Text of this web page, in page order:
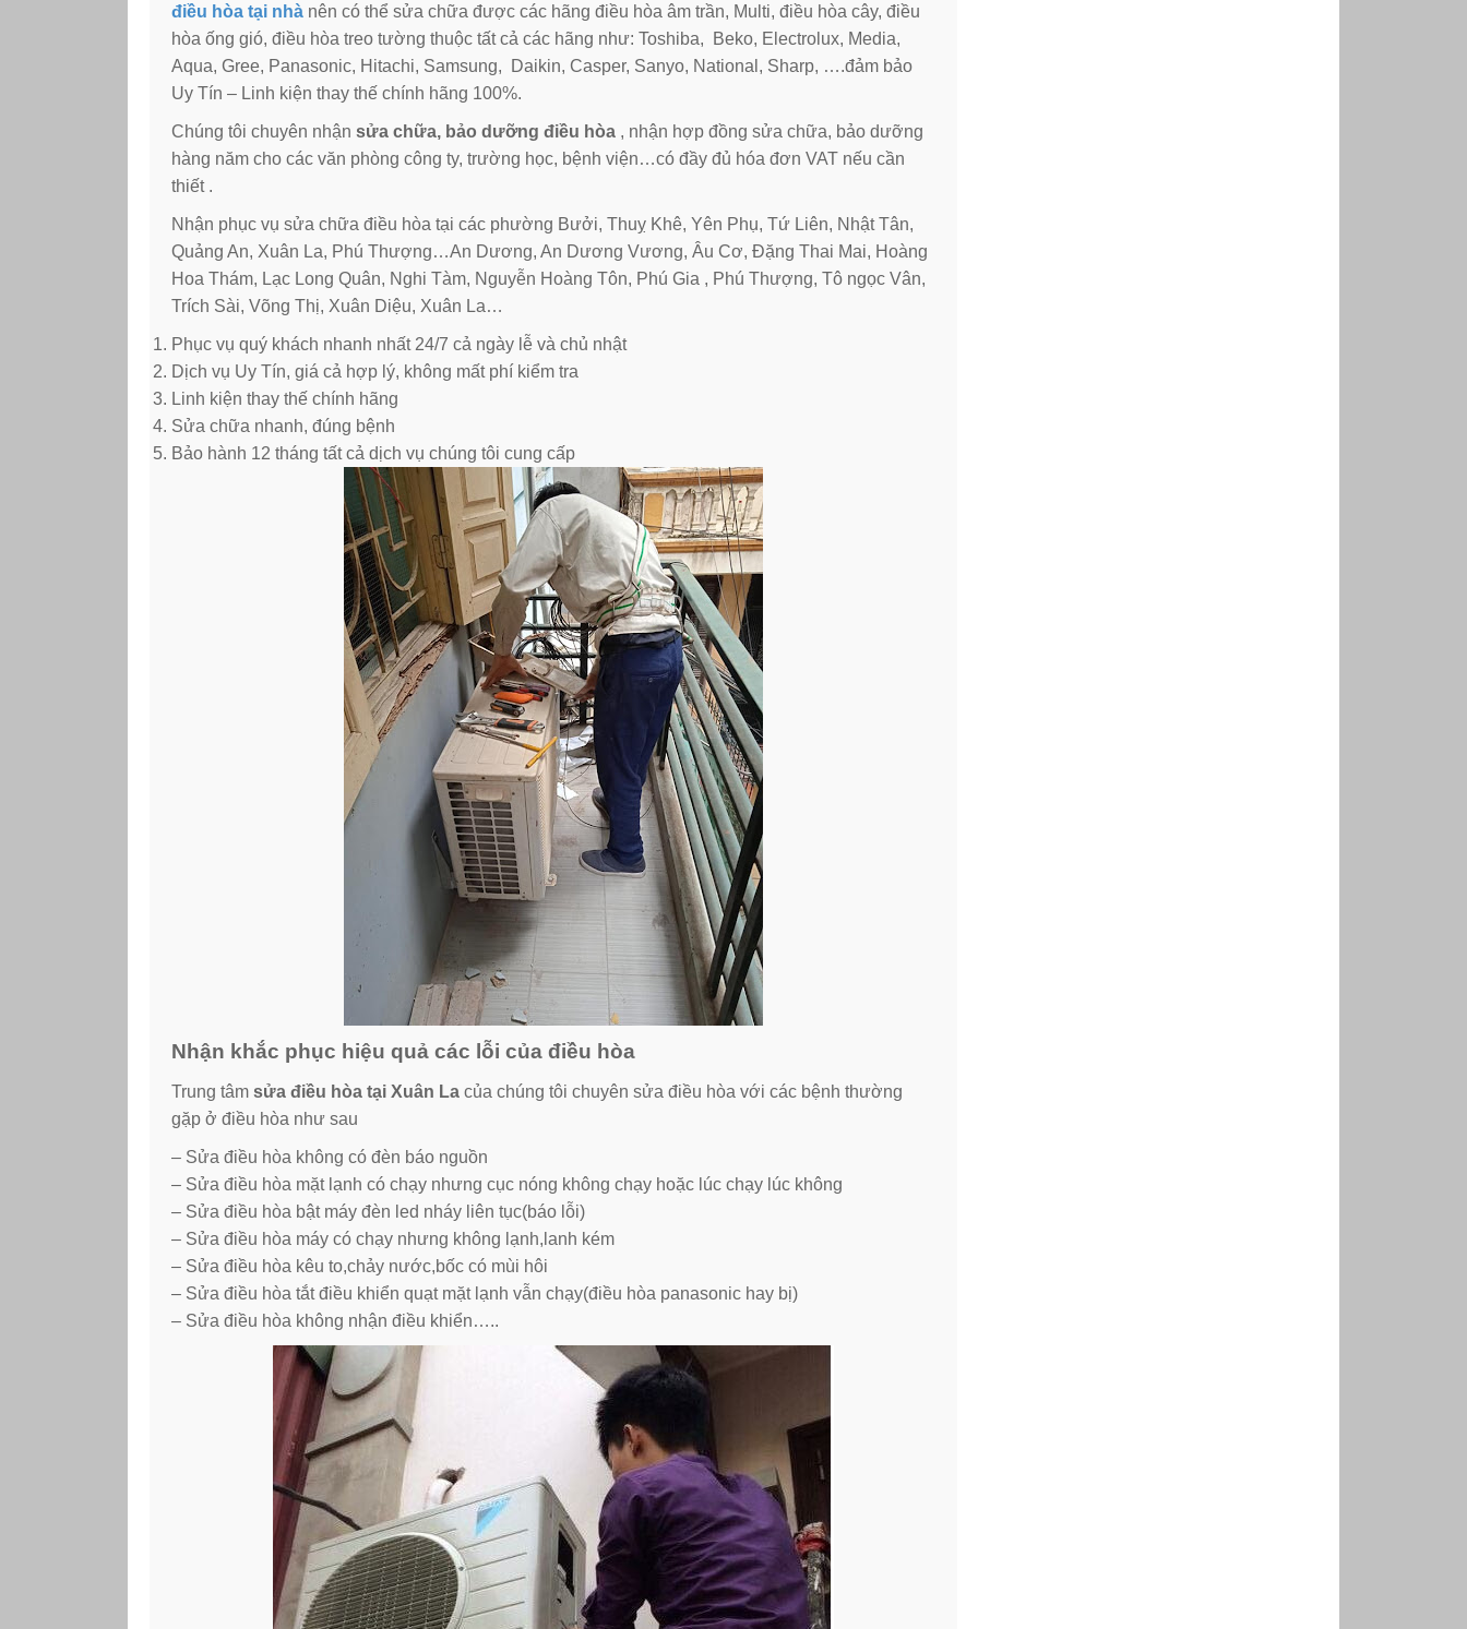
điều hòa tại nhà nên có thể sửa chữa được các hãng điều hòa âm trần, Multi, điều hòa cây, điều
hòa ống gió, điều hòa treo tường thuộc tất cả các hãng như: Toshiba, Beko, Electrolux, Media,
Aqua, Gree, Panasonic, Hitachi, Samsung, Daikin, Casper, Sanyo, National, Sharp, ….đảm bảo
Uy Tín – Linh kiện thay thế chính hãng 100%.
Chúng tôi chuyên nhận sửa chữa, bảo dưỡng điều hòa , nhận hợp đồng sửa chữa, bảo dưỡng
hàng năm cho các văn phòng công ty, trường học, bệnh viện…có đầy đủ hóa đơn VAT nếu cần
thiết .
Nhận phục vụ sửa chữa điều hòa tại các phường Bưởi, Thuỵ Khê, Yên Phụ, Tứ Liên, Nhật Tân,
Quảng An, Xuân La, Phú Thượng…An Dương, An Dương Vương, Âu Cơ, Đặng Thai Mai, Hoàng
Hoa Thám, Lạc Long Quân, Nghi Tàm, Nguyễn Hoàng Tôn, Phú Gia , Phú Thượng, Tô ngọc Vân,
Trích Sài, Võng Thị, Xuân Diệu, Xuân La…
Phục vụ quý khách nhanh nhất 24/7 cả ngày lễ và chủ nhật
Dịch vụ Uy Tín, giá cả hợp lý, không mất phí kiểm tra
Linh kiện thay thế chính hãng
Sửa chữa nhanh, đúng bệnh
Bảo hành 12 tháng tất cả dịch vụ chúng tôi cung cấp
Nhận khắc phục hiệu quả các lỗi của điều hòa
Trung tâm sửa điều hòa tại Xuân La của chúng tôi chuyên sửa điều hòa với các bệnh thường
gặp ở điều hòa như sau
– Sửa điều hòa không có đèn báo nguồn
– Sửa điều hòa mặt lạnh có chạy nhưng cục nóng không chạy hoặc lúc chạy lúc không
– Sửa điều hòa bật máy đèn led nháy liên tục(báo lỗi)
– Sửa điều hòa máy có chạy nhưng không lạnh,lanh kém
– Sửa điều hòa kêu to,chảy nước,bốc có mùi hôi
– Sửa điều hòa tắt điều khiển quạt mặt lạnh vẫn chạy(điều hòa panasonic hay bị)
– Sửa điều hòa không nhận điều khiển…..